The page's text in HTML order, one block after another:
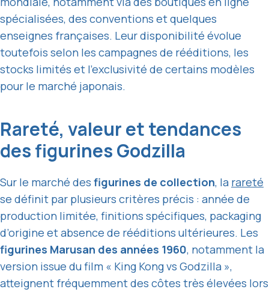
spécialisées, des conventions et quelques
enseignes françaises. Leur disponibilité évolue
toutefois selon les campagnes de rééditions, les
stocks limités et l’exclusivité de certains modèles
pour le marché japonais.
Rareté, valeur et tendances
des figurines Godzilla
Sur le marché des figurines de collection, la rareté
se définit par plusieurs critères précis : année de
production limitée, finitions spécifiques, packaging
d’origine et absence de rééditions ultérieures. Les
figurines Marusan des années 1960, notamment la
version issue du film « King Kong vs Godzilla »,
atteignent fréquemment des côtes très élevées lors